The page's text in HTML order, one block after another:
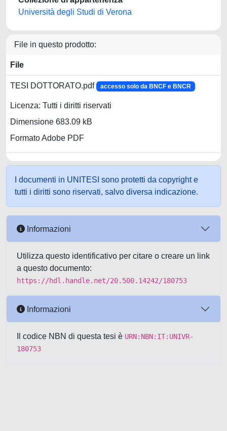
Università degli Studi di Verona
File in questo prodotto:
File
TESI DOTTORATO.pdf accesso solo da BNCF e BNCR
Licenza: Tutti i diritti riservati
Dimensione 683.09 kB
Formato Adobe PDF
I documenti in UNITESI sono protetti da copyright e
tutti i diritti sono riservati, salvo diversa indicazione.
Informazioni
Utilizza questo identificativo per citare o creare un link
a questo documento:
https://hdl.handle.net/20.500.14242/180753
Informazioni
Il codice NBN di questa tesi è URN:NBN:IT:UNIVR-
180753